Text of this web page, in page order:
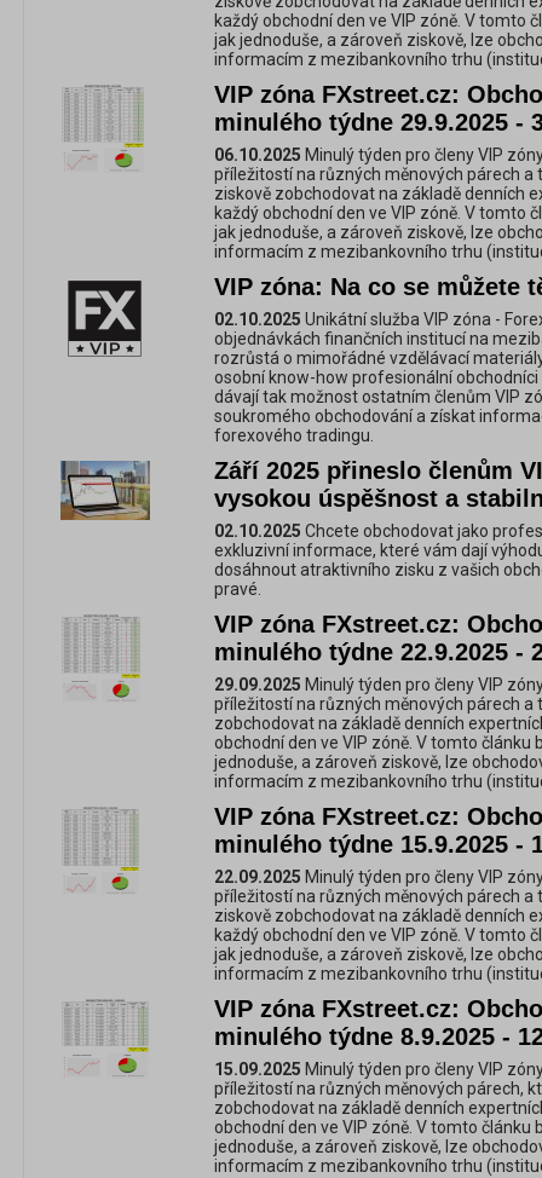
každý obchodní den ve VIP zóně. V tomto
jak jednoduše, a zároveň ziskově, lze
informacím z mezibankovního trhu
VIP zóna FXstreet.cz:
minulého týdne 29.9.2025 -
06.10.2025 Minulý týden pro členy VIP
příležitostí na různých měnových párech a
ziskově zobchodovat na základě denních
každý obchodní den ve VIP zóně. V tomto
jak jednoduše, a zároveň ziskově, lze
informacím z mezibankovního trhu
VIP zóna: Na co se můžete
02.10.2025 Unikátní služba VIP zóna -
objednávkách finančních institucí na
rozrůstá o mimořádné vzdělávací
osobní know-how profesionální
dávají tak možnost ostatním členům VIP
soukromého obchodování a získat
forexového tradingu.
Září 2025 přineslo členům
vysokou úspěšnost a
02.10.2025 Chcete obchodovat jako
exkluzivní informace, které vám dají
dosáhnout atraktivního zisku z vašich
pravé.
VIP zóna FXstreet.cz:
minulého týdne 22.9.2025 -
29.09.2025 Minulý týden pro členy VIP
příležitostí na různých měnových párech a
zobchodovat na základě denních
obchodní den ve VIP zóně. V tomto článku
jednoduše, a zároveň ziskově, lze
informacím z mezibankovního trhu
VIP zóna FXstreet.cz:
minulého týdne 15.9.2025 -
22.09.2025 Minulý týden pro členy VIP
příležitostí na různých měnových párech a
ziskově zobchodovat na základě denních
každý obchodní den ve VIP zóně. V tomto
jak jednoduše, a zároveň ziskově, lze
informacím z mezibankovního trhu
VIP zóna FXstreet.cz:
minulého týdne 8.9.2025 -
15.09.2025 Minulý týden pro členy VIP
příležitostí na různých měnových párech,
zobchodovat na základě denních
obchodní den ve VIP zóně. V tomto článku
jednoduše, a zároveň ziskově, lze
informacím z mezibankovního trhu